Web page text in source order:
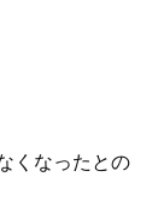
くなったとの